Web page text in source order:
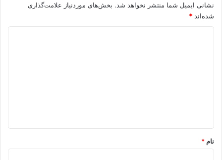
نشانی ایمیل شما منتشر نخواهد شد. بخش‌های موردنیاز علامت‌گذاری
شده‌اند *
نام *